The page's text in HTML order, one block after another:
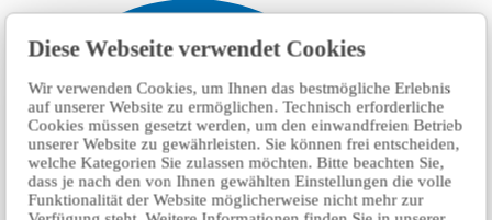
Diese Webseite verwendet Cookies
Wir verwenden Cookies, um Ihnen das bestmögliche Erlebnis
auf unserer Website zu ermöglichen. Technisch erforderliche
Cookies müssen gesetzt werden, um den einwandfreien Betrieb
unserer Website zu gewährleisten. Sie können frei entscheiden,
welche Kategorien Sie zulassen möchten. Bitte beachten Sie,
dass je nach den von Ihnen gewählten Einstellungen die volle
Funktionalität der Website möglicherweise nicht mehr zur